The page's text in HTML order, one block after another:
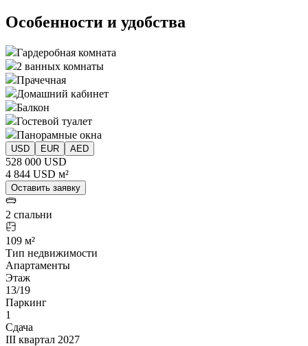
Особенности и удобства
Гардеробная комната
2 ванных комнаты
Прачечная
Домашний кабинет
Балкон
Гостевой туалет
Панорамные окна
USD EUR AED
528 000 USD
4 844 USD м²
Оставить заявку
2 спальни
109 м²
Тип недвижимости
Апартаменты
Этаж
13/19
Паркинг
1
Сдача
III квартал 2027